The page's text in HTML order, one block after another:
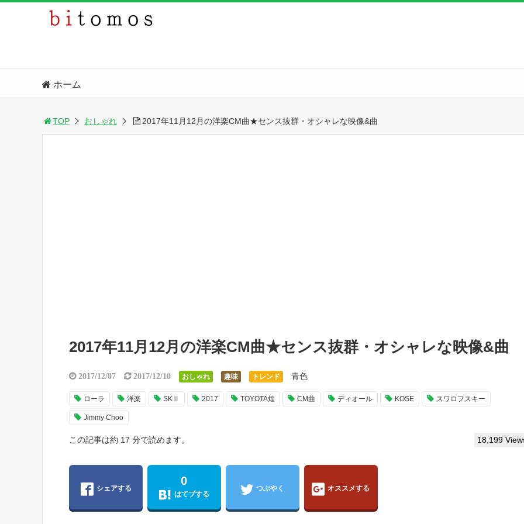
ホーム
TOP おしゃれ 2017年11月12月の洋楽CM曲★センス抜群・オシャレな映像&曲
2017年11月12月の洋楽CM曲★センス抜群・オシャレな映像&曲
2017/12/07 2017/12/10 おしゃれ 趣味 トレンド 青色
ローラ 洋楽 SKⅡ 2017 TOYOTA煌 CM曲 ディオール KOSE スワロフスキー
Jimmy Choo
この記事は約 17 分で読めます。 18,199
シェアする
0
はてブする
つぶやく オススメする